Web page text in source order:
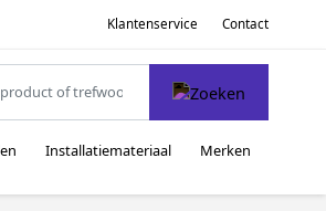
Klantenservice Contact
Installatiemateriaal Merken